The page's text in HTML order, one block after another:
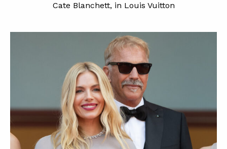
Cate Blanchett, in Louis Vuitton